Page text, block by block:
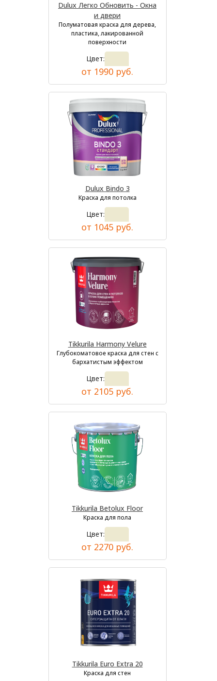
Dulux Легко Обновить - Окна
и двери
Полуматовая краска для дерева,
пластика, лакированной
поверхности
Цвет:
от 1990 руб.
Dulux Bindo 3
Краска для потолка
Цвет:
от 1045 руб.
Tikkurila Harmony Velure
Глубокоматовое краска для стен с
бархатистым эффектом
Цвет:
от 2105 руб.
Tikkurila Betolux Floor
Краска для пола
Цвет:
от 2270 руб.
Tikkurila Euro Extra 20
Краска для стен